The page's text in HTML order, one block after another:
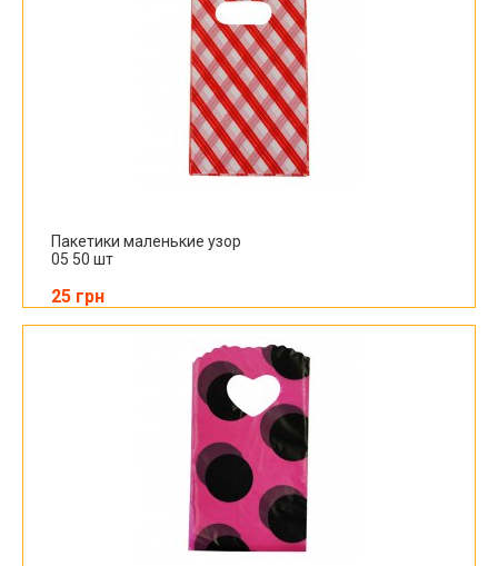
Пакетики маленькие узор
05 50 шт
25 грн